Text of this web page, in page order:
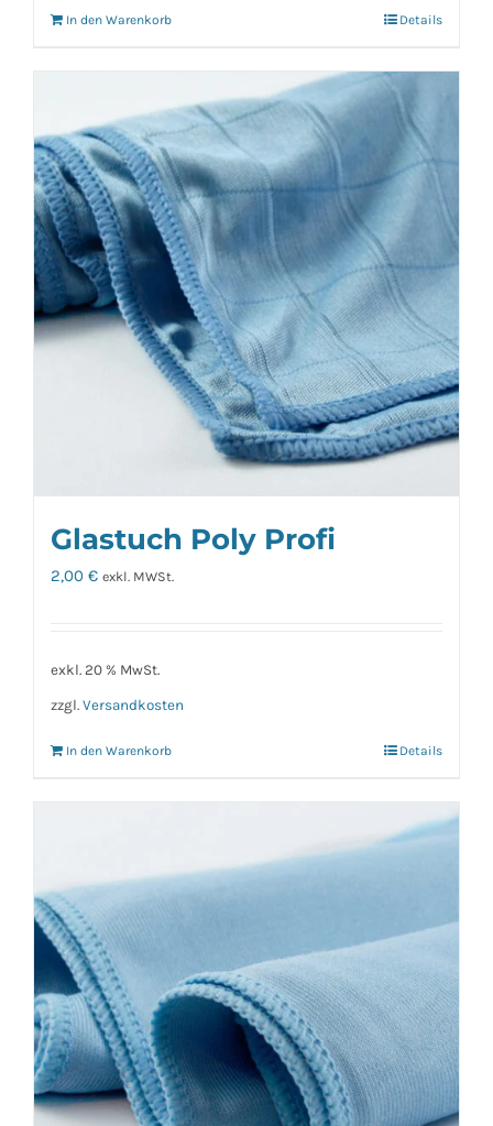
In den Warenkorb Details
Glastuch Poly Profi
2,00 € exkl. MWSt.
exkl. 20 % MwSt.
zzgl. Versandkosten
In den Warenkorb Details